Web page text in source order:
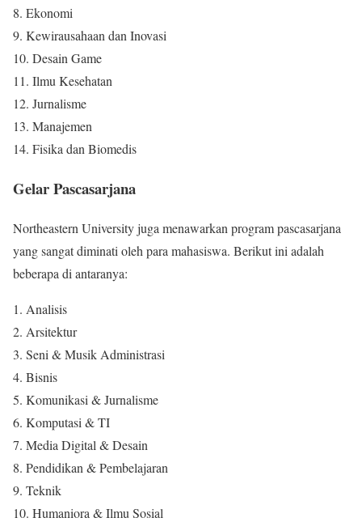
8. Ekonomi
9. Kewirausahaan dan Inovasi
10. Desain Game
11. Ilmu Kesehatan
12. Jurnalisme
13. Manajemen
14. Fisika dan Biomedis
Gelar Pascasarjana
Northeastern University juga menawarkan program pascasarjana
yang sangat diminati oleh para mahasiswa. Berikut ini adalah
beberapa di antaranya:
1. Analisis
2. Arsitektur
3. Seni & Musik Administrasi
4. Bisnis
5. Komunikasi & Jurnalisme
6. Komputasi & TI
7. Media Digital & Desain
8. Pendidikan & Pembelajaran
9. Teknik
10. Humaniora & Ilmu Sosial